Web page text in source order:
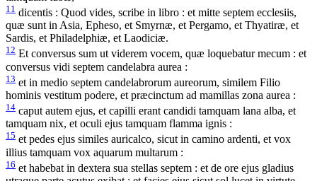
11 dicentis : Quod vides, scribe in libro : et mitte septem ecclesiis,
quæ sunt in Asia, Epheso, et Smyrnæ, et Pergamo, et Thyatiræ, et
Sardis, et Philadelphiæ, et Laodiciæ.
12 Et conversus sum ut viderem vocem, quæ loquebatur mecum : et
conversus vidi septem candelabra aurea :
13 et in medio septem candelabrorum aureorum, similem Filio
hominis vestitum podere, et præcinctum ad mamillas zona aurea :
14 caput autem ejus, et capilli erant candidi tamquam lana alba, et
tamquam nix, et oculi ejus tamquam flamma ignis :
15 et pedes ejus similes auricalco, sicut in camino ardenti, et vox
illius tamquam vox aquarum multarum :
16 et habebat in dextera sua stellas septem : et de ore ejus gladius